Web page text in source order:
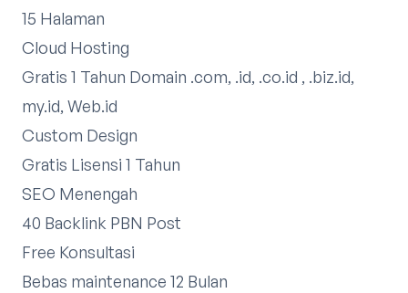
15 Halaman
Cloud Hosting
Gratis 1 Tahun Domain .com, .id, .co.id , .biz.id,
my.id, Web.id
Custom Design
Gratis Lisensi 1 Tahun
SEO Menengah
40 Backlink PBN Post
Free Konsultasi
Bebas maintenance 12 Bulan